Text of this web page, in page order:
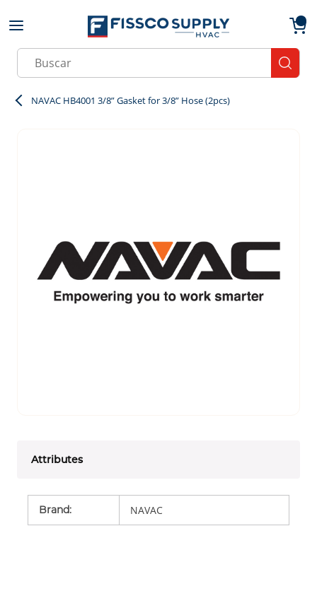
Skip to main content
Site Search
NAVAC HB4001 3/8” Gasket for 3/8” Hose (2pcs)
Attributes
Brand: NAVAC